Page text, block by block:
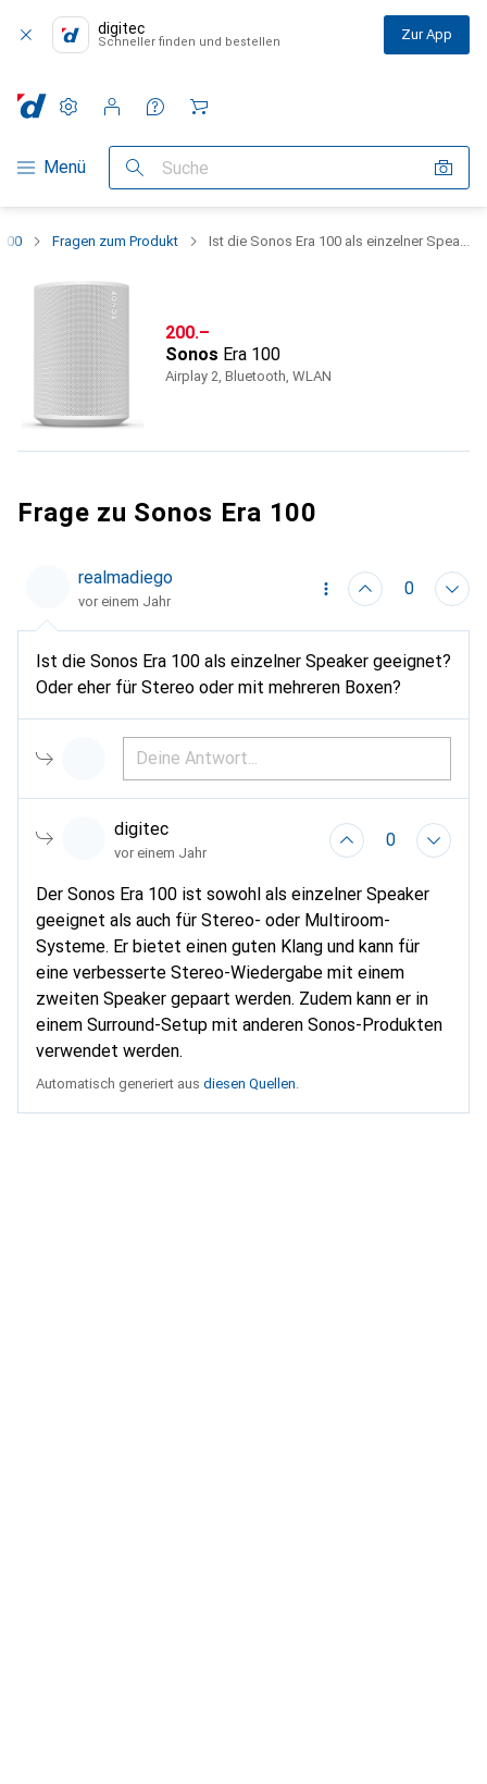
digitec
Schneller finden und bestellen Zur App
Navigation nach Kategorien
Menü Suche
Einstellungen
Kundenkonto
Vergleichslisten
Merklisten
Warenkorb
Fragen zum Produkt Ist die Sonos Era 100 als einzelner Spea...
CHF
200.–
Sonos Era 100
Airplay 2, Bluetooth, WLAN
Frage zu Sonos Era 100
realmadiego
vor einem Jahr
0
Ist die Sonos Era 100 als einzelner Speaker geeignet?
Oder eher für Stereo oder mit mehreren Boxen?
digitec
vor einem Jahr
0
Der Sonos Era 100 ist sowohl als einzelner Speaker
geeignet als auch für Stereo- oder Multiroom-
Systeme. Er bietet einen guten Klang und kann für
eine verbesserte Stereo-Wiedergabe mit einem
zweiten Speaker gepaart werden. Zudem kann er in
einem Surround-Setup mit anderen Sonos-Produkten
verwendet werden.
Automatisch generiert aus diesen Quellen.